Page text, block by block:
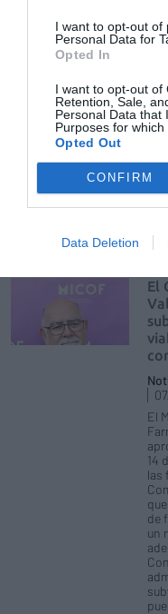
I want to opt-out of
Personal Data for
Opted In
I want to opt-out of
Retention, Sale,
Personal Data that
Purposes for which
Opted Out
CONFIRM
Data Deletion
El
la
En
El
El
14
las
de
un